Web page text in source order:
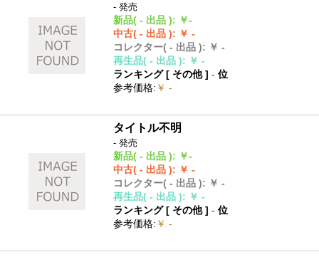
- 発売
新品( - 出品 ): ￥-
中古( - 出品 ): ￥ -
コレクター( - 出品 ): ￥ -
再生品( - 出品 ): ￥ -
ランキング [ その他]- 位
参考価格: ￥ -
タイトル不明
- 発売
新品( - 出品 ): ￥-
中古( - 出品 ): ￥ -
コレクター( - 出品 ): ￥ -
再生品( - 出品 ): ￥ -
ランキング [ その他]- 位
参考価格: ￥ -